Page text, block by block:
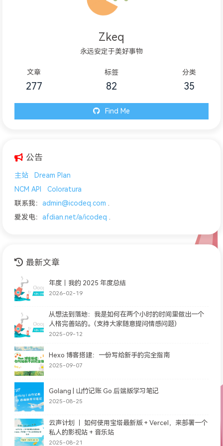
Zkeq
永远安定于美好事物
文章
277
标签
82
分类
35
Find Me
公告
主站
Dream Plan
NCM API
Coloratura
联系我： admin@icodeq.com .
爱发电： afdian.net/a/icodeq .
最新文章
年度｜我的 2025 年度总结
2026-02-19
从想法到落地：我是如何在两个小时的时间里做出一个
人格完善站的。(支持大家随意提问情感问题)
2025-09-12
Hexo 博客搭建：一份写给新手的完全指南
2025-09-07
Golang | 山竹记账 Go 后端版学习笔记
2025-08-25
云声计划 ｜ 如何使用宝塔最新版 + Vercel，来部署一个
私人的影视站 + 音乐站
2025-08-21